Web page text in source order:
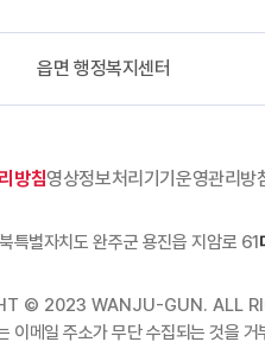
읍면 행정복지센터
방침영상정보처리기기운영관리방
특별자치도 완주군 용진읍 지암로 61
© 2023 WANJU-GUN. ALL
이메일 주소가 무단 수집되는 것을